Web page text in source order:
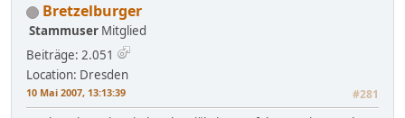
Bretzelburger
Stammuser Mitglied
Beiträge: 2.051
Location: Dresden
10 Mai 2007, 13:13:39 #281